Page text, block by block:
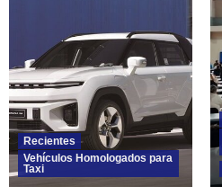
Recientes
Vehículos Homologados para
Taxi